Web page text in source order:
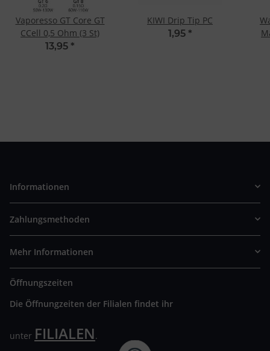
Vaporesso GT Core GT
CCell 0,5 Ohm (3 St)
13,95 *
KIWI Drip Tip PC
1,95 *
Informationen
Zahlungsmethoden
Mehr Informationen
Öffnungszeiten
Die Öffnungzeiten der Filialen findet ihr
unter FILIALEN.